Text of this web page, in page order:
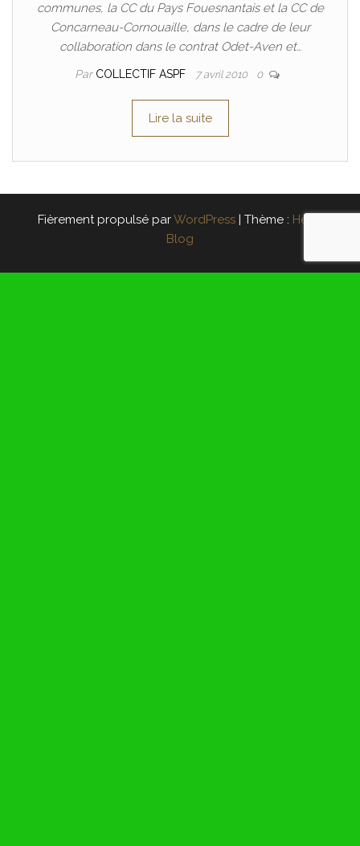
communes, la CC du Pays Fouesnantais et la CC de
Concarneau-Cornouaille, dans le cadre de leur
collaboration dans le contrat Odet-Aven et…
Par COLLECTIF ASPF 7 avril 2010 0
Lire la suite
Fièrement propulsé parWordPress | Thème : Head
Blog